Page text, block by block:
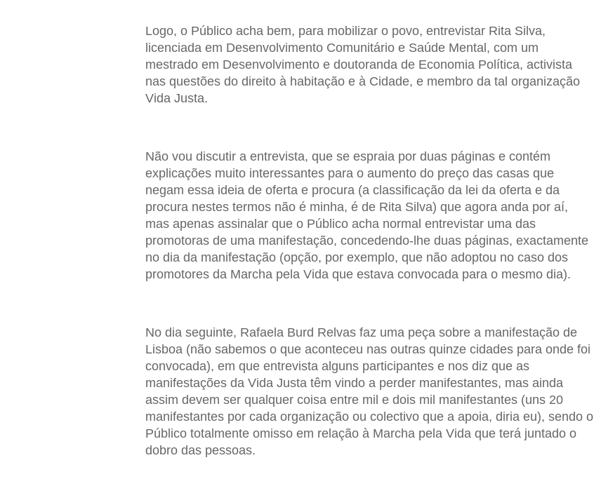
Logo, o Público acha bem, para mobilizar o povo, entrevistar Rita Silva,
licenciada em Desenvolvimento Comunitário e Saúde Mental, com um
mestrado em Desenvolvimento e doutoranda de Economia Política, activista
nas questões do direito à habitação e à Cidade, e membro da tal organização
Vida Justa.
Não vou discutir a entrevista, que se espraia por duas páginas e contém
explicações muito interessantes para o aumento do preço das casas que
negam essa ideia de oferta e procura (a classificação da lei da oferta e da
procura nestes termos não é minha, é de Rita Silva) que agora anda por aí,
mas apenas assinalar que o Público acha normal entrevistar uma das
promotoras de uma manifestação, concedendo-lhe duas páginas, exactamente
no dia da manifestação (opção, por exemplo, que não adoptou no caso dos
promotores da Marcha pela Vida que estava convocada para o mesmo dia).
No dia seguinte, Rafaela Burd Relvas faz uma peça sobre a manifestação de
Lisboa (não sabemos o que aconteceu nas outras quinze cidades para onde foi
convocada), em que entrevista alguns participantes e nos diz que as
manifestações da Vida Justa têm vindo a perder manifestantes, mas ainda
assim devem ser qualquer coisa entre mil e dois mil manifestantes (uns 20
manifestantes por cada organização ou colectivo que a apoia, diria eu), sendo o
Público totalmente omisso em relação à Marcha pela Vida que terá juntado o
dobro das pessoas.